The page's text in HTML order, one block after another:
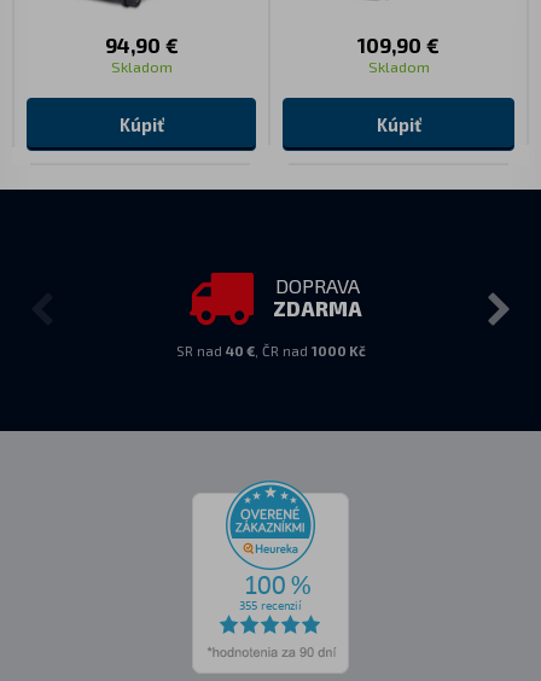
94,90 €
Skladom
Kúpiť
109,90 €
Skladom
Kúpiť
DOPRAVA
ZDARMA
SR nad 40 €, ČR nad 1000 Kč